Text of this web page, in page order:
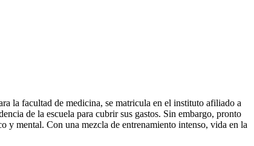
la facultad de medicina, se matricula en el instituto afiliado a
de la escuela para cubrir sus gastos. Sin embargo, pronto
y mental. Con una mezcla de entrenamiento intenso, vida en la